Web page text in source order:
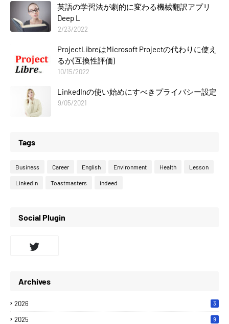
英語の学習法が劇的に変わる機械翻訳アプリ
Deep L
2/23/2022
ProjectLibreはMicrosoft Projectの代わりに使え
るか(互換性評価)
10/15/2022
LinkedInの使い始めにすべきプライバシー設定
9/05/2021
Tags
Business Career English Environment Health Lesson
LinkedIn Toastmasters indeed
Social Plugin
Archives
2026 3
2025 9